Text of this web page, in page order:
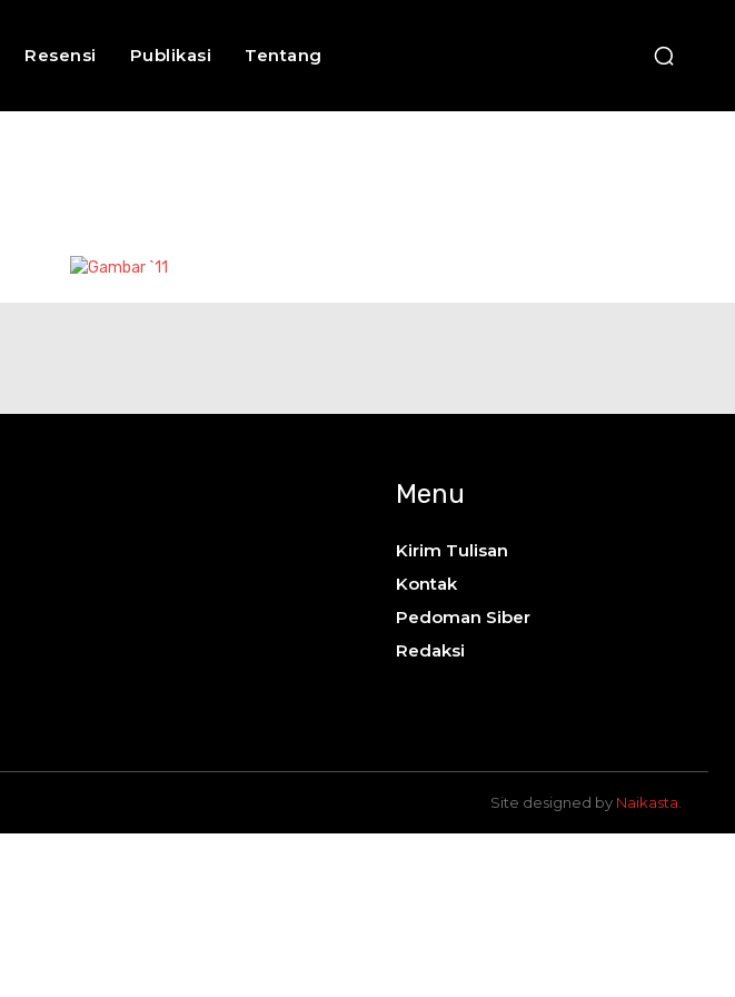
Resensi Publikasi Tentang
Menu
Kirim Tulisan
Kontak
Pedoman Siber
Redaksi
Site designed by Naikasta